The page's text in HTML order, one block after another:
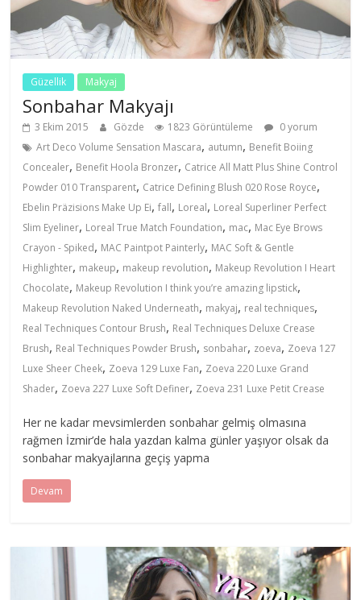
Güzellik Makyaj
Sonbahar Makyajı
3 Ekim 2015 Gözde 1823 Görüntüleme
0 yorum
Art Deco Volume Sensation Mascara, autumn, Benefit Boiing
Concealer, Benefit Hoola Bronzer, Catrice All Matt Plus Shine Control
Powder 010 Transparent, Catrice Defining Blush 020 Rose Royce,
Ebelin Präzisions Make Up Ei,fall, Loreal, Loreal Superliner Perfect
Slim Eyeliner, Loreal True Match Foundation, mac, Mac Eye Brows
Crayon - Spiked, MAC Paintpot Painterly, MAC Soft & Gentle
Highlighter, makeup, makeup revolution, Makeup Revolution I Heart
Chocolate, Makeup Revolution I think you’re amazing lipstick,
Makeup Revolution Naked Underneath, makyaj, real techniques,
Real Techniques Contour Brush, Real Techniques Deluxe Crease
Brush, Real Techniques Powder Brush, sonbahar, zoeva, Zoeva 127
Luxe Sheer Cheek, Zoeva 129 Luxe Fan, Zoeva 220 Luxe Grand
Shader, Zoeva 227 Luxe Soft Definer, Zoeva 231 Luxe Petit Crease
Her ne kadar mevsimlerden sonbahar gelmiş olmasına
rağmen İzmir’de hala yazdan kalma günler yaşıyor olsak da
sonbahar makyajlarına geçiş yapma
Devam